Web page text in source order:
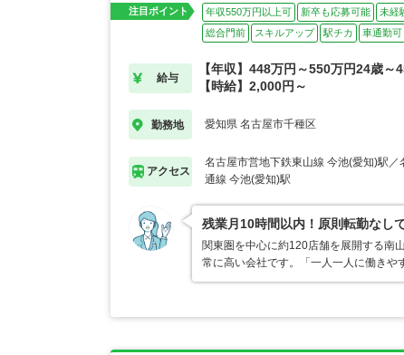
注目ポイント 年収550万円以上可 新卒も応募可能 未経
総合門前
スキルアップ 駅チカ 車通勤可
給与
【年収】448万円～550万円24歳～
【時給】2,000円～
勤務地 愛知県 名古屋市千種区
アクセス
名古屋市営地下鉄東山線 今池(愛知)駅／
通線 今池(愛知)駅
残業月10時間以内！原則転勤なし
関東圏を中心に約120店舗を展開する南
常に高い会社です。「一人一人に働き